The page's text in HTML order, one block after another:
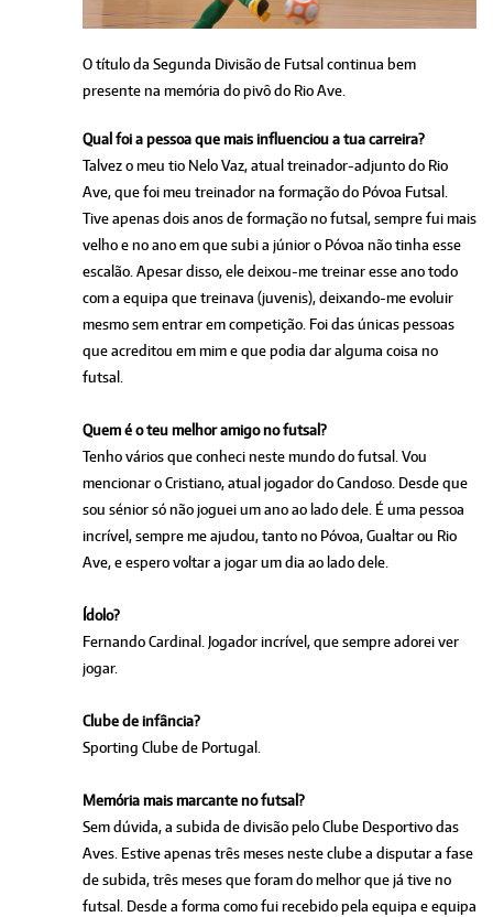
O título da Segunda Divisão de Futsal continua bem
presente na memória do pivô do Rio Ave.
Qual foi a pessoa que mais influenciou a tua carreira?
Talvez o meu tio Nelo Vaz, atual treinador-adjunto do Rio
Ave, que foi meu treinador na formação do Póvoa Futsal.
Tive apenas dois anos de formação no futsal, sempre fui mais
velho e no ano em que subi a júnior o Póvoa não tinha esse
escalão. Apesar disso, ele deixou-me treinar esse ano todo
com a equipa que treinava (juvenis), deixando-me evoluir
mesmo sem entrar em competição. Foi das únicas pessoas
que acreditou em mim e que podia dar alguma coisa no
futsal.
Quem é o teu melhor amigo no futsal?
Tenho vários que conheci neste mundo do futsal. Vou
mencionar o Cristiano, atual jogador do Candoso. Desde que
sou sénior só não joguei um ano ao lado dele. É uma pessoa
incrível, sempre me ajudou, tanto no Póvoa, Gualtar ou Rio
Ave, e espero voltar a jogar um dia ao lado dele.
Ídolo?
Fernando Cardinal. Jogador incrível, que sempre adorei ver
jogar.
Clube de infância?
Sporting Clube de Portugal.
Memória mais marcante no futsal?
Sem dúvida, a subida de divisão pelo Clube Desportivo das
Aves. Estive apenas três meses neste clube a disputar a fase
de subida, três meses que foram do melhor que já tive no
futsal. Desde a forma como fui recebido pela equipa e equipa